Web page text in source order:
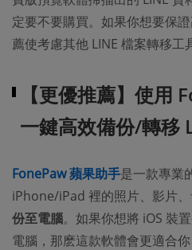
定要不要購買。如果你想要保
薦使考慮其他 LINE 檔案轉移工
【更優推薦】使用
一鍵高效備份/轉移
FonePaw 蘋果助手是一款專業
iPhone/iPad 裡的照片、影片
份至電腦。如果你想將 iOS 裝
電腦，那麽這款軟體會更適合